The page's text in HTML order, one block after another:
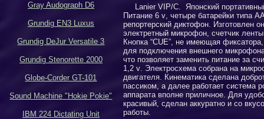
Gray Audograph D6
Grundig EN3 Luxus
Grundig DeJur Versatile 3
Grundig Stenorette 2000
Globe-Corder GT-101
Sound Machine "Hokie Pokie"
IBM 224 Dictating Unit
Lanier VIP/C. Японский
Питание 6 v, четыре батарейки типа
репортерский диктофон. Изготовлен
электретный микрофон, счетчик
Кнопка “CUE”, не имеющая
для подключения внешнего
что позволяет заменить питание за
1,2 v. Электросхема собрана на
двигателя. Кинематика сделана
пассиком, а далее работает система
аппарата вполне приличное. Для
красивый, сделан аккуратно и со
работы.